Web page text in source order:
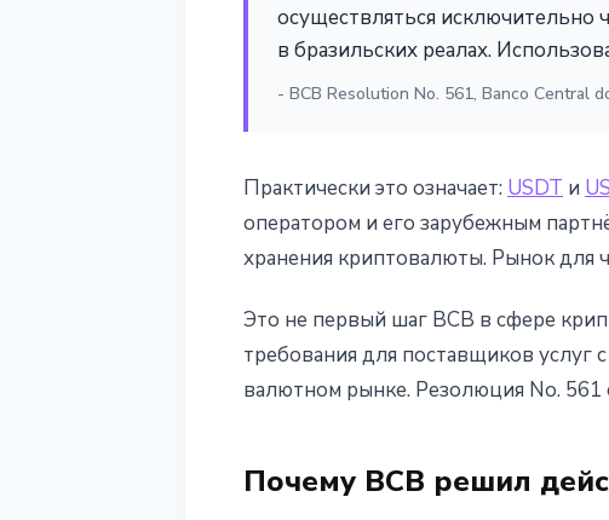
осуществляться исключительно
в бразильских реалах.
- BCB Resolution No. 561, Banco Central
Практически это означает: USDT и
оператором и его зарубежным
хранения криптовалюты. Рынок для
Это не первый шаг BCB в сфере
требования для поставщиков услуг
валютном рынке. Резолюция No. 561
Почему BCB решил